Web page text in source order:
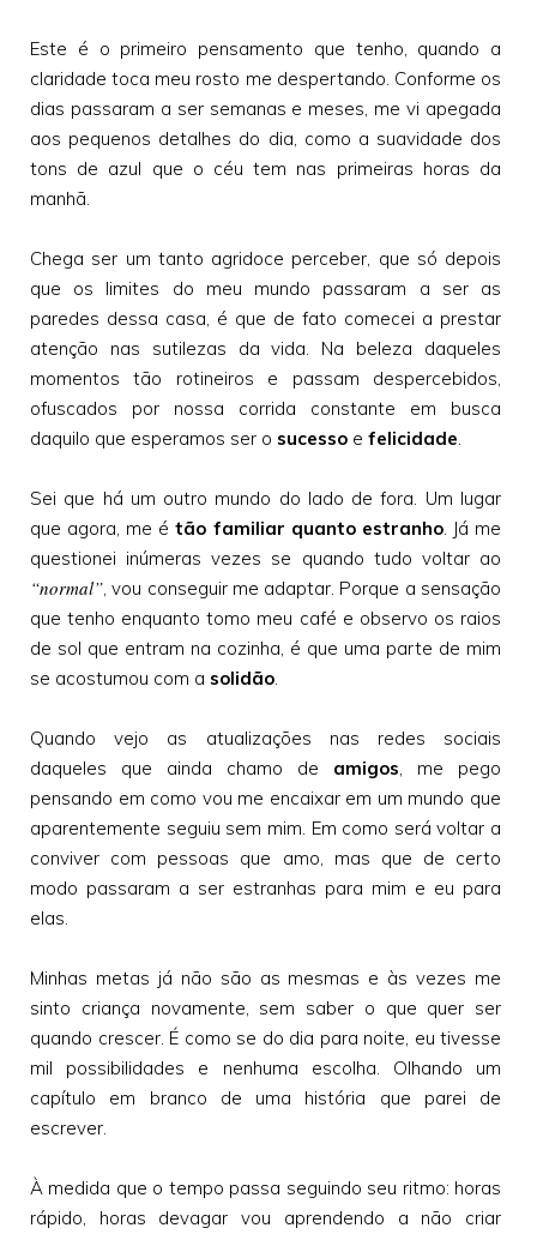
Este é o primeiro pensamento que tenho, quando a
claridade toca meu rosto me despertando. Conforme os
dias passaram a ser semanas e meses, me vi apegada
aos pequenos detalhes do dia, como a suavidade dos
tons de azul que o céu tem nas primeiras horas da
manhã.
Chega ser um tanto agridoce perceber, que só depois
que os limites do meu mundo passaram a ser as
paredes dessa casa, é que de fato comecei a prestar
atenção nas sutilezas da vida. Na beleza daqueles
momentos tão rotineiros e passam despercebidos,
ofuscados por nossa corrida constante em busca
daquilo que esperamos ser o sucesso e felicidade
Sei que há um outro mundo do lado de fora. Um lugar
que agora, me étão familiar quanto estranho. Já me
questionei inúmeras vezes se quando tudo voltar ao
“normal” , vou conseguir me adaptar. Porque a sensação
que tenho enquanto tomo meu café e observo os raios
de sol que entram na cozinha, é que uma parte de mim
se acostumou com a solidão
Quando vejo as atualizações nas redes sociais
daqueles que ainda chamo de amigos , me pego
pensando em como vou me encaixar em um mundo que
aparentemente seguiu sem mim. Em como será voltar a
conviver com pessoas que amo, mas que de certo
modo passaram a ser estranhas para mim e eu para
elas.
Minhas metas já não são as mesmas e às vezes me
sinto criança novamente, sem saber o que quer ser
quando crescer. É como se do dia para noite, eu tivesse
mil possibilidades e nenhuma escolha. Olhando um
capítulo em branco de uma história que parei de
escrever.
À medida que o tempo passa seguindo seu ritmo: horas
rápido, horas devagar vou aprendendo a não criar